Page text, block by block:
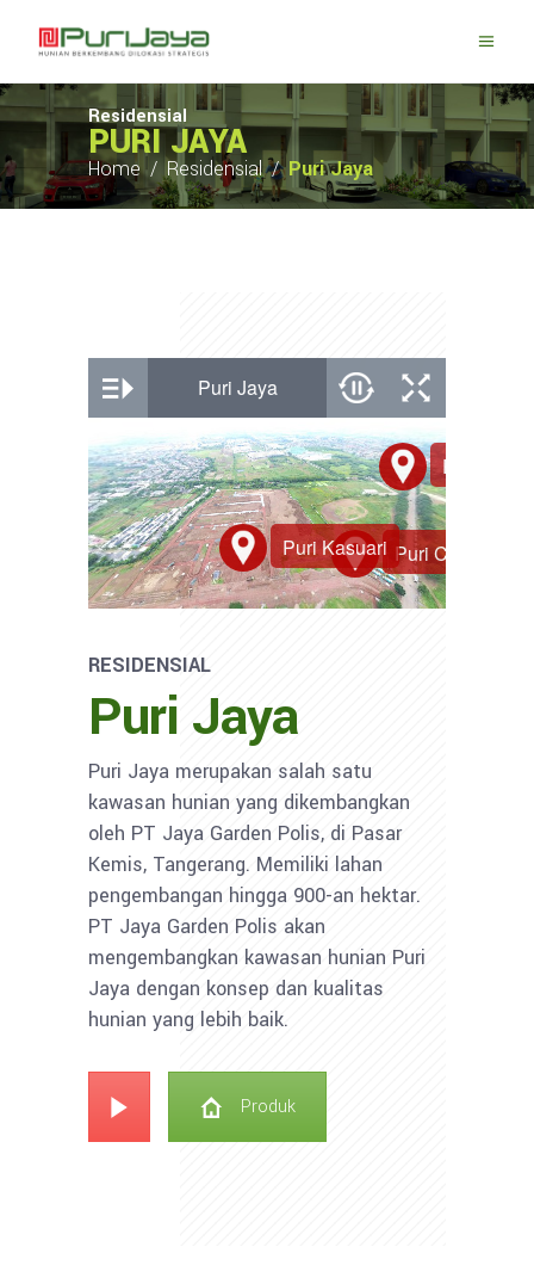
Residensial
PURI JAYA
Home/ Residensial/Puri Jaya
RESIDENSIAL
Puri Jaya
Puri Jaya merupakan salah satu
kawasan hunian yang dikembangkan
oleh PT Jaya Garden Polis, di Pasar
Kemis, Tangerang. Memiliki lahan
pengembangan hingga 900-an hektar.
PT Jaya Garden Polis akan
mengembangkan kawasan hunian Puri
Jaya dengan konsep dan kualitas
hunian yang lebih baik.
Produk